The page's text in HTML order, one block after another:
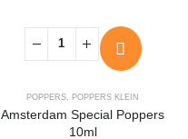
POPPERS POPPERS KLEIN
Amsterdam Special Poppers
10ml